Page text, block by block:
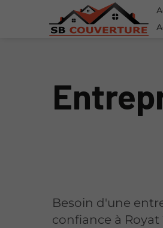
Besoin d'une
confiance à